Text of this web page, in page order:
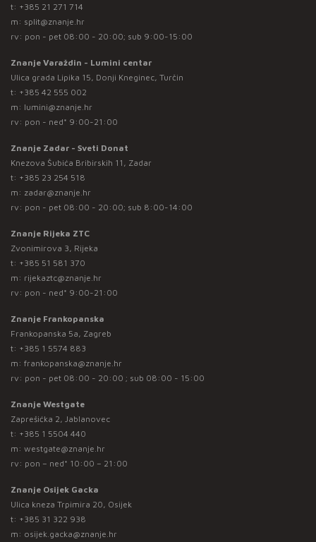
t: +385 21 271 714
m: split@znanje.hr
rv: pon - pet 08:00 - 20:00; sub 9:00-15:00
Znanje Varaždin - Lumini centar
Ulica grada Lipika 15, Donji Kneginec, Turčin
t: +385 42 555 002
m: lumini@znanje.hr
rv: pon - ned* 9:00-21:00
Znanje Zadar - Sveti Donat
Knezova Šubića Bribirskih 11, Zadar
t: +385 23 254 518
m: zadar@znanje.hr
rv: pon - pet 08:00 - 20:00; sub 8:00-14:00
Znanje Rijeka ZTC
Zvonimirova 3, Rijeka
t: +385 51 581 370
m: rijekaztc@znanje.hr
rv: pon - ned* 9:00-21:00
Znanje Frankopanska
Frankopanska 5a, Zagreb
t: +385 1 5574 883
m: frankopanska@znanje.hr
rv: pon - pet 08:00 - 20:00 ; sub 08:00 - 15:00
Znanje Westgate
Zaprešićka 2, Jablanovec
t: +385 1 5504 440
m: westgate@znanje.hr
rv: pon – ned* 10:00 – 21:00
Znanje Osijek Gacka
Ulica kneza Trpimira 20, Osijek
t: +385 31 322 938
m: osijek.gacka@znanje.hr